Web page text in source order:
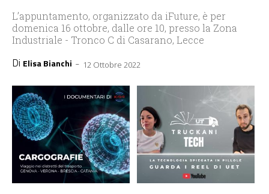
L’appuntamento, organizzato da iFuture, è per
domenica 16 ottobre, dalle ore 10, presso la Zona
Industriale - Tronco C di Casarano, Lecce
Di Elisa Bianchi - 12 Ottobre 2022